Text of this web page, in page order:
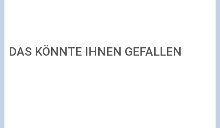
DAS KÖNNTE IHNEN GEFALLEN